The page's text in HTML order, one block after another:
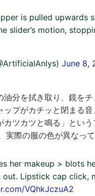
is pulled upwards
slider’s motion,
June 8,
油分を拭き取り、鏡を
ップがカチッと閉まる
カツカツと鳴る」とい
実際の服の色が異なって
her makeup > blots
Lipstick cap click,
VQhkJczuA2